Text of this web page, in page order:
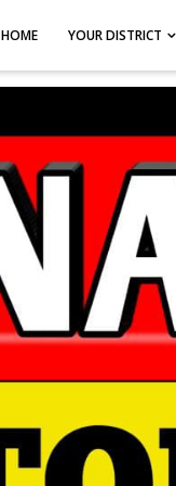
HOME YOUR DISTRICT